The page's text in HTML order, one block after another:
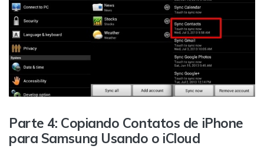
Parte 4: Copiando Contatos de iPhone
para Samsung Usando o iCloud